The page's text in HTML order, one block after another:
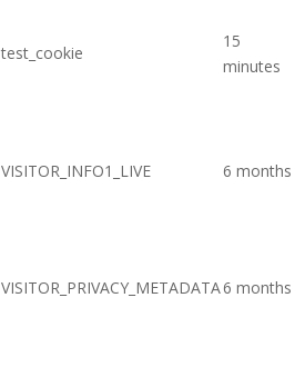
test_cookie
15
minutes
VISITOR_INFO1_LIVE 6 months
VISITOR_PRIVACY_METADATA6 months